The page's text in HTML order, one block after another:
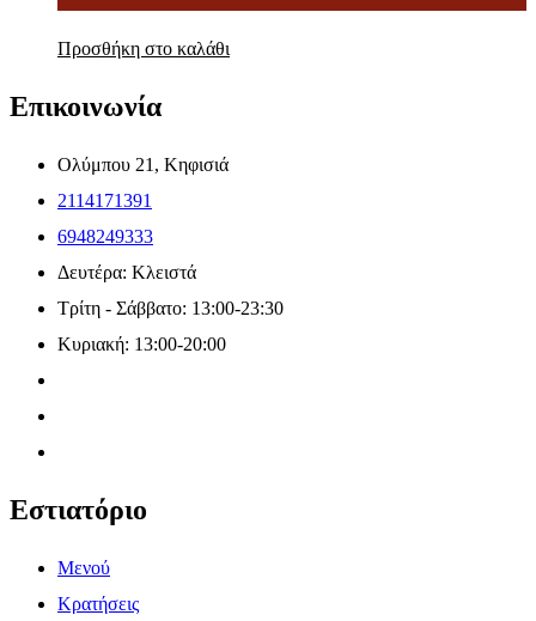
Προσθήκη στο καλάθι
Επικοινωνία
Ολύμπου 21, Κηφισιά
2114171391
6948249333
Δευτέρα: Κλειστά
Τρίτη - Σάββατο: 13:00-23:30
Κυριακή: 13:00-20:00
Εστιατόριο
Μενού
Κρατήσεις